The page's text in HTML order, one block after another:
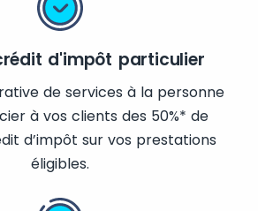
d'impôt particulier
de services à la personne
à vos clients des 50%* de
d’impôt sur vos prestations
éligibles.